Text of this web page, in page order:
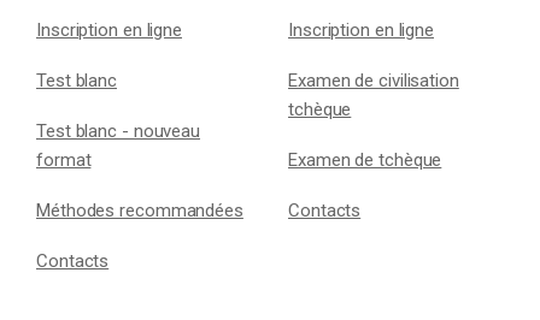
Inscription en ligne
Test blanc
Test blanc - nouveau
format
Méthodes recommandées
Contacts
Inscription en ligne
Examen de civilisation
tchèque
Examen de tchèque
Contacts